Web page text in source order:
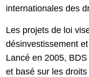
internationales des
Les projets de loi
désinvestissement
Lancé en 2005,
et basé sur les